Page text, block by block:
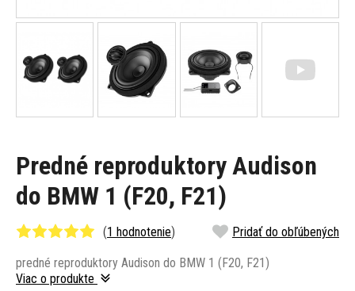
Predné reproduktory Audison
do BMW 1 (F20, F21)
(1 hodnotenie) Pridať do obľúbených
predné reproduktory Audison do BMW 1 (F20, F21)
Viac o produkte